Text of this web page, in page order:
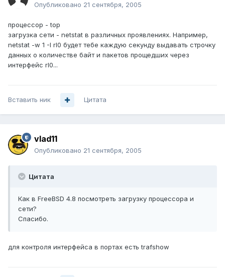
Опубликовано 21 сентября, 2005
процессор - top
загрузка сети - netstat в различных проявлениях. Например,
netstat -w 1 -I rl0 будет тебе каждую секунду выдавать строчку
данных о количестве байт и пакетов прощедших через
интерфейс rl0...
Вставить ник Цитата
vlad11
Опубликовано 21 сентября, 2005
Цитата
Как в FreeBSD 4.8 посмотреть загрузку процессора и
сети?
Спасибо.
для контроля интерфейса в портах есть trafshow